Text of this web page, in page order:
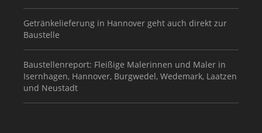
Getränkelieferung in Hannover geht auch direkt zur
Baustelle
Baustellenreport: Fleißige Malerinnen und Maler in
Isernhagen, Hannover, Burgwedel, Wedemark, Laatzen
und Neustadt